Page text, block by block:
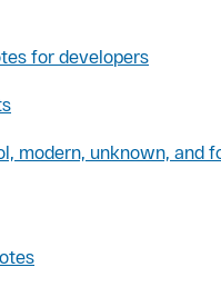
for developers
modern, unknown, and